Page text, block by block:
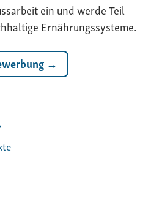
ein und werde Teil
Ernährungssysteme.
→